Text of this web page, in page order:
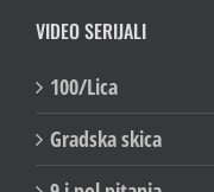
VIDEO SERIJALI
100/Lica
Gradska skica